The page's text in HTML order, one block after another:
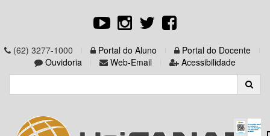
(62) 3277-1000 Portal do Aluno
Portal do Docente
Ouvidoria
Web-Email Acessibilidade